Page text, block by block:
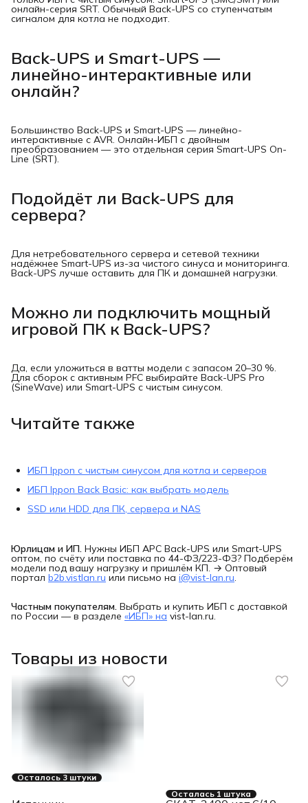
онлайн-серия SRT. Обычный Back-UPS со ступенчатым
сигналом для котла не подходит.
Back-UPS и Smart-UPS —
линейно-интерактивные или
онлайн?
Большинство Back-UPS и Smart-UPS — линейно-
интерактивные с AVR. Онлайн-ИБП с двойным
преобразованием — это отдельная серия Smart-UPS On-
Line (SRT).
Подойдёт ли Back-UPS для
сервера?
Для нетребовательного сервера и сетевой техники
надёжнее Smart-UPS из-за чистого синуса и мониторинга.
Back-UPS лучше оставить для ПК и домашней нагрузки.
Можно ли подключить мощный
игровой ПК к Back-UPS?
Да, если уложиться в ватты модели с запасом 20–30 %.
Для сборок с активным PFC выбирайте Back-UPS Pro
(SineWave) или Smart-UPS с чистым синусом.
Читайте также
ИБП Ippon с чистым синусом для котла и серверов
ИБП Ippon Back Basic: как выбрать модель
SSD или HDD для ПК, сервера и NAS
Юрлицам и ИП. Нужны ИБП APC Back-UPS или Smart-UPS
оптом, по счёту или поставка по 44-ФЗ/223-ФЗ? Подберём
модели под вашу нагрузку и пришлём КП. → Оптовый
портал b2b.vistlan.ru или письмо на i@vist-lan.ru.
Частным покупателям. Выбрать и купить ИБП с доставкой
по России — в разделе «ИБП» на vist-lan.ru.
Товары из новости
Осталось 3 штуки
Осталась 1 штука